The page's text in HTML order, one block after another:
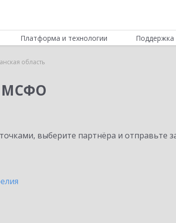
Платформа и технологии Поддержка
область
МСФО
выберите партнёра и отправьте